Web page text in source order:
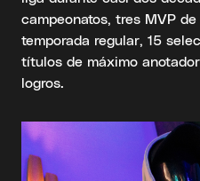
campeonatos, tres MVP
temporada regular, 15
títulos de máximo
logros.